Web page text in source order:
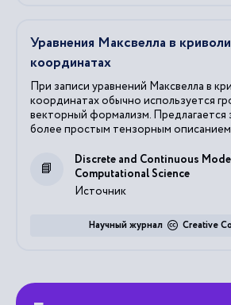
Уравнения Максвелла в
координатах
При записи уравнений Максвелла в
координатах обычно используется
векторный формализм. Предлагается
более простым тензорным
Источник
Discrete and Continuous
Computational Science
Creative
Научный журнал